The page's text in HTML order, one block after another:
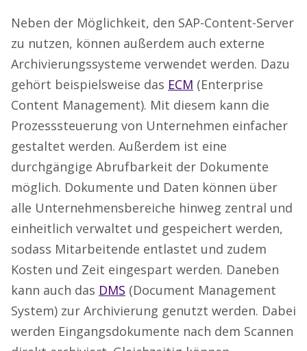
Neben der Möglichkeit, den SAP-Content-Server
zu nutzen, können außerdem auch externe
Archivierungssysteme verwendet werden. Dazu
gehört beispielsweise das ECM (Enterprise
Content Management). Mit diesem kann die
Prozesssteuerung von Unternehmen einfacher
gestaltet werden. Außerdem ist eine
durchgängige Abrufbarkeit der Dokumente
möglich. Dokumente und Daten können über
alle Unternehmensbereiche hinweg zentral und
einheitlich verwaltet und gespeichert werden,
sodass Mitarbeitende entlastet und zudem
Kosten und Zeit eingespart werden. Daneben
kann auch das DMS (Document Management
System) zur Archivierung genutzt werden. Dabei
werden Eingangsdokumente nach dem Scannen